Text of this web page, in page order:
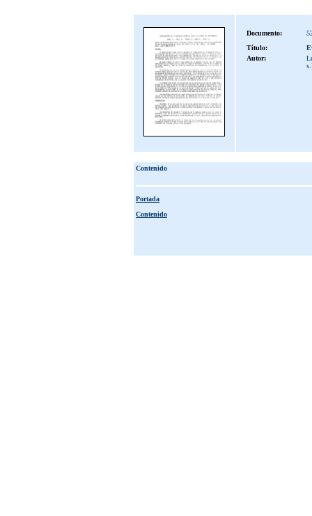
Documento:
Título:
Autor:
Contenido
Portada
Contenido